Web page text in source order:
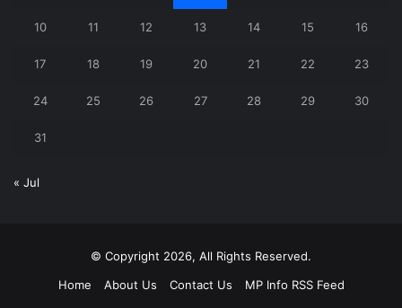
10 11 12 13 14 15 16
17 18 19 20 21 22 23
24 25 26 27 28 29 30
31
« Jul
© Copyright 2026, All Rights Reserved.
Home
About Us Contact Us MP Info RSS Feed